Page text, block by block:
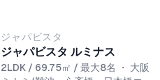
ジャパビスタ
ジャパビスタ ルミナス
2LDK / 69.75㎡ / 最大8名 ・ 大阪